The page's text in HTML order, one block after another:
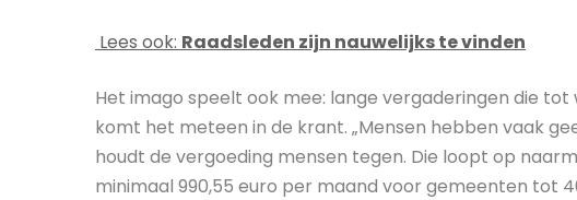
Lees ook: Raadsleden zijn nauwelijks te vinden
Het imago speelt ook mee: lange vergaderingen die tot
komt het meteen in de krant. „Mensen hebben vaak
houdt de vergoeding mensen tegen. Die loopt op
minimaal 990,55 euro per maand voor gemeenten tot